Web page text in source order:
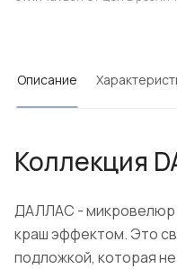
Описание
Коллекция
ДАЛЛАС - микровелюр
краш эффектом. Это
подложкой, которая